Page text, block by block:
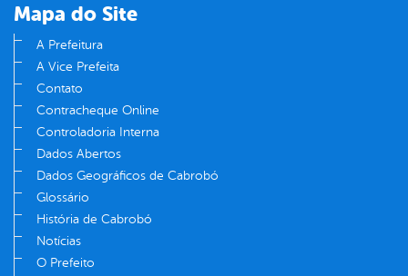
Mapa do Site
A Prefeitura
A Vice Prefeita
Contato
Contracheque Online
Controladoria Interna
Dados Abertos
Dados Geográficos de Cabrobó
Glossário
História de Cabrobó
Notícias
O Prefeito